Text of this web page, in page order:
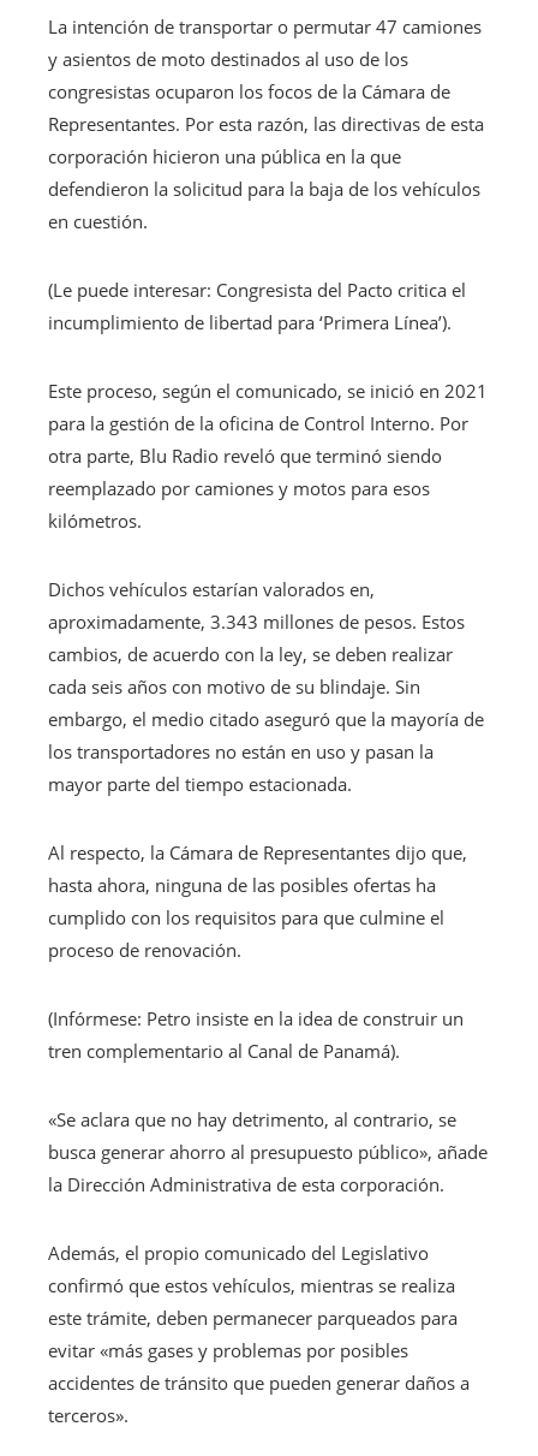
La intención de transportar o permutar 47 camiones
y asientos de moto destinados al uso de los
congresistas ocuparon los focos de la Cámara de
Representantes. Por esta razón, las directivas de esta
corporación hicieron una pública en la que
defendieron la solicitud para la baja de los vehículos
en cuestión.
(Le puede interesar: Congresista del Pacto critica el
incumplimiento de libertad para ‘Primera Línea’).
Este proceso, según el comunicado, se inició en 2021
para la gestión de la oficina de Control Interno. Por
otra parte, Blu Radio reveló que terminó siendo
reemplazado por camiones y motos para esos
kilómetros.
Dichos vehículos estarían valorados en,
aproximadamente, 3.343 millones de pesos. Estos
cambios, de acuerdo con la ley, se deben realizar
cada seis años con motivo de su blindaje. Sin
embargo, el medio citado aseguró que la mayoría de
los transportadores no están en uso y pasan la
mayor parte del tiempo estacionada.
Al respecto, la Cámara de Representantes dijo que,
hasta ahora, ninguna de las posibles ofertas ha
cumplido con los requisitos para que culmine el
proceso de renovación.
(Infórmese: Petro insiste en la idea de construir un
tren complementario al Canal de Panamá).
«Se aclara que no hay detrimento, al contrario, se
busca generar ahorro al presupuesto público», añade
la Dirección Administrativa de esta corporación.
Además, el propio comunicado del Legislativo
confirmó que estos vehículos, mientras se realiza
este trámite, deben permanecer parqueados para
evitar «más gases y problemas por posibles
accidentes de tránsito que pueden generar daños a
terceros».